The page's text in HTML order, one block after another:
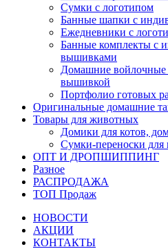
Сумки с логотипом
Банные шапки с
Ежедневники с
Банные комплекты с
вышивками
Домашние войлочные
вышивкой
Портфолио готовых
Оригинальные домашние
Товары для животных
Домики для котов,
Сумки-переноски для
ОПТ И ДРОПШИППИНГ
Разное
РАСПРОДАЖА
ТОП Продаж
НОВОСТИ
АКЦИИ
КОНТАКТЫ